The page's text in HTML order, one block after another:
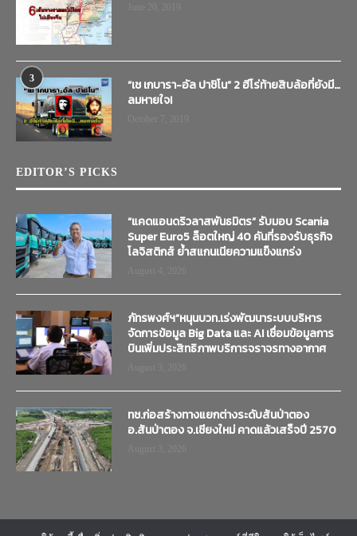
3
“เช เกบารา-อัล ปาชิโน” 2 ฮีโร่ท้ายสิบล้อที่ยังมี…
ลมหายใจ!
EDITOR’S PICKS
“แคดแอนดริวลาสพันธมิตร” รับมอบ Scania
Super Euro5 ล็อตใหญ่ 40 คันที่รองรับธุรกิจ
โลจิสติกส์ ย้ำสแกนเนียความแข็งแกร่ง
ภัทรพงศ์ฯ”หนุนบวท.เร่งพัฒนาระบบบริหาร
จัดการข้อมูล Big Data และ AI เชื่อมข้อมูลการ
บินเพิ่มประสิทธิภาพบริการจราจรทางอากาศ
ทช.ก่อสร้างทางแยกต่างระดับสันป่าตอง
อ.สันป่าตอง จ.เชียงใหม่ คาดแล้วเสร็จปี 2570